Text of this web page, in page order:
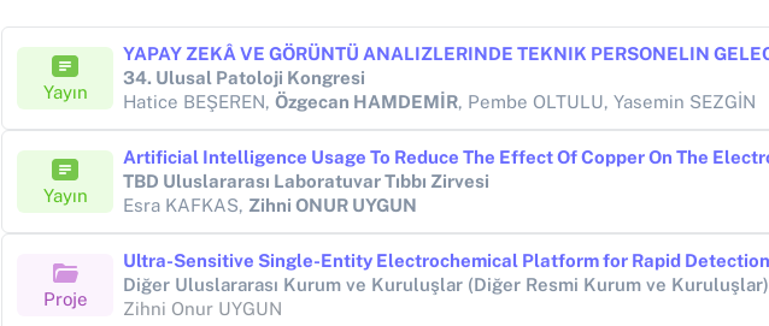
Yayın
34. Ulusal Patoloji Kongresi
Hatice BEŞEREN, Özgecan HAMDEMİR, Pembe OLTULU, Yasemin SEZGİN
Yayın
TBD Uluslararası Laboratuvar Tıbbı Zirvesi
Esra KAFKAS, Zihni ONUR UYGUN
Proje
Diğer Uluslararası Kurum ve Kuruluşlar (Diğer Resmi Kurum ve Kuruluşlar)
Zihni Onur UYGUN